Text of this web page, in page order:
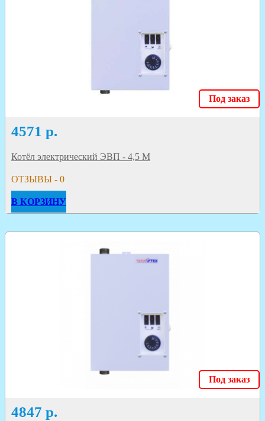
Под заказ
4571 р.
Котёл электрический ЭВП - 4,5 М
ОТЗЫВЫ - 0
В КОРЗИНУ
Под заказ
4847 р.